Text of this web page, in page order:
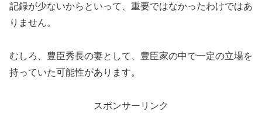
記録が少ないからといって、重要ではなかったわけではあ
りません。
むしろ、豊臣秀長の妻として、豊臣家の中で一定の立場を
持っていた可能性があります。
スポンサーリンク